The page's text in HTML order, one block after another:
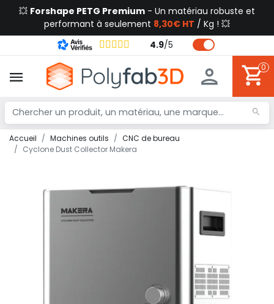
💥 Forshape PETG Premium - Un matériau robuste et
performant à seulement 8,30€ HT / Kg ! 💥
4.9/5
0
Accueil Machines outils
CNC de bureau
Cyclone Dust Collector Makera